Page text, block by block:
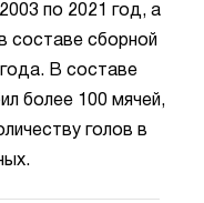
по 2021 год, а
составе сборной
В составе
более 100 мячей,
голов в